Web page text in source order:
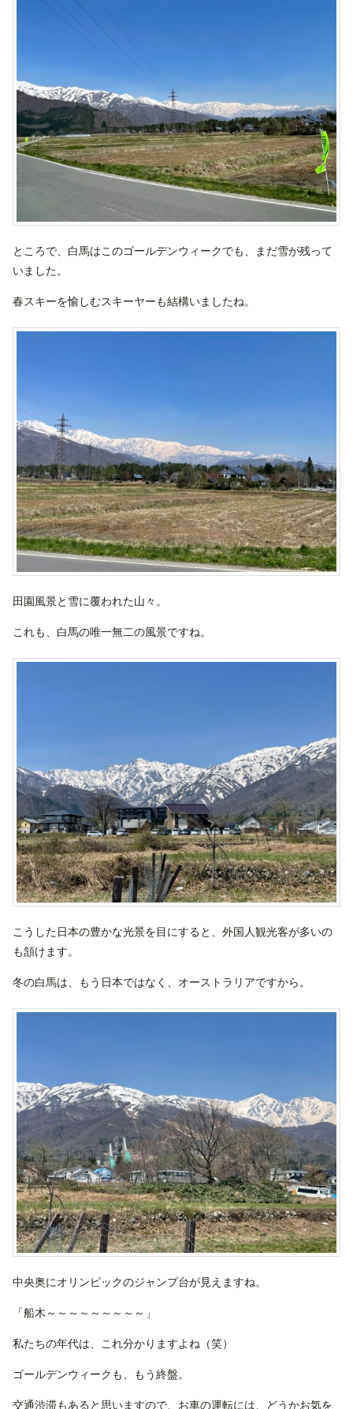
ところで、白馬はこのゴールデンウィークでも、まだ雪が残って
いました。
春スキーを愉しむスキーヤーも結構いましたね。
田園風景と雪に覆われた山々。
これも、白馬の唯一無二の風景ですね。
こうした日本の豊かな光景を目にすると、外国人観光客が多いの
も頷けます。
冬の白馬は、もう日本ではなく、オーストラリアですから。
中央奥にオリンピックのジャンプ台が見えますね。
「船木～～～～～～～～～」
私たちの年代は、これ分かりますよね（笑）
ゴールデンウィークも、もう終盤。
交通渋滞もあると思いますので、お車の運転には、どうかお気を